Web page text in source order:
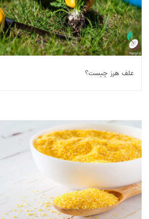
علف هرز به گروهی از گیاهان که می‌توانند در
بیشتر بخوانیم ...
علف هرز چیست؟